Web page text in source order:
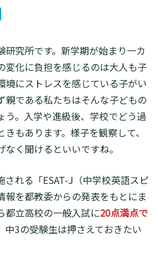
研究所です。新学期が始まり一カ
変化に負担を感じるのは大人も子
境にストレスを感じている子がい
親である私たちはそんな子どもの
う。入学や進級後、学校でどう過
もあります。様子を観察して、
く聞けるといいですね。
される「ESAT-J（中学校英語スピ
報を都教委からの発表をもとにま
都立高校の一般入試に20点満点で
中3の受験生は押さえておきたい